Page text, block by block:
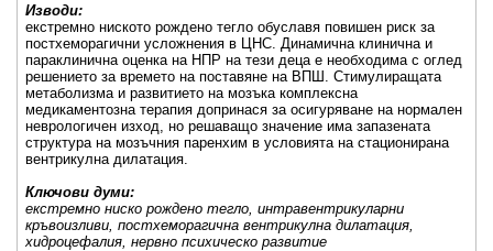
Изводи:
екстремно ниското рождено тегло обуславя повишен риск за
постхеморагични усложнения в ЦНС. Динамична клинична и
параклинична оценка на НПР на тези деца е необходима с оглед
решението за времето на поставяне на ВПШ. Стимулиращата
метаболизма и развитието на мозъка комплексна
медикаментозна терапия допринася за осигуряване на нормален
неврологичен изход, но решаващо значение има запазената
структура на мозъчния паренхим в условията на стационирана
вентрикулна дилатация.
Ключови думи:
екстремно ниско рождено тегло, интравентрикуларни
кръвоизливи, постхеморагична вентрикулна дилатация,
хидроцефалия, нервно психическо развитие